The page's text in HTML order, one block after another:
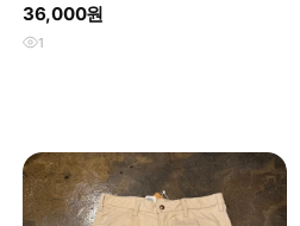
36,000원
1